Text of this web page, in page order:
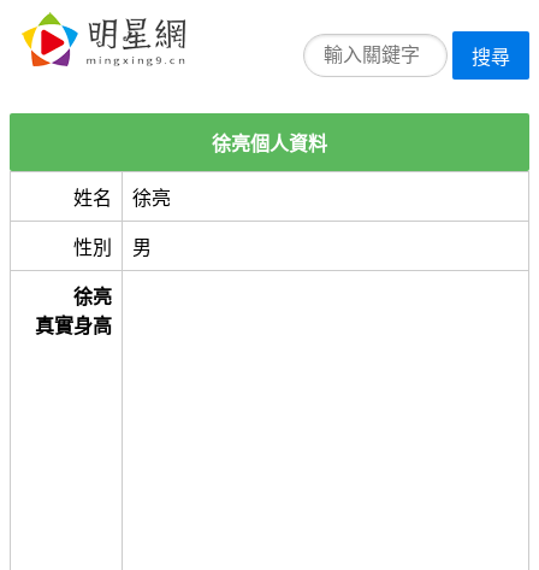
搜尋
徐亮個人資料
姓名 徐亮
性別 男
徐亮
真實身高